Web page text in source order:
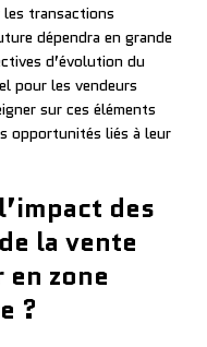
les transactions
dépendra en grande
d’évolution du
pour les vendeurs
sur ces éléments
opportunités liés à leur
des
la vente
zone
?